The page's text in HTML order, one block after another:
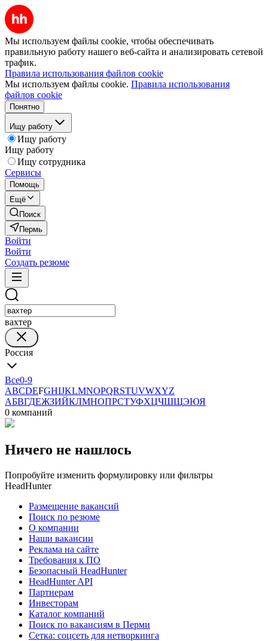
Мы используем файлы cookie, чтобы обеспечивать
правильную работу нашего веб-сайта и анализировать сетевой
трафик.
Правила использования файлов cookie
Мы используем файлы cookie. Правила использования
файлов cookie
Понятно
Ищу работу
Ищу работу
Ищу работу
Ищу сотрудника
Сервисы
Помощь
Ещё
Поиск
Пермь
Войти
Войти
Создать резюме
вахтер
Россия
Все0-9
ABCDEFGHIJKLMNOPQRSTUVWXYZ
АБВГДЕЖЗИЙКЛМНОПРСТУФХЦЧШЩЭЮЯ
0 компаний
Ничего не нашлось
Попробуйте изменить формулировку или фильтры
HeadHunter
Размещение вакансий
Поиск по резюме
О компании
Наши вакансии
Реклама на сайте
Требования к ПО
Безопасный HeadHunter
HeadHunter API
Партнерам
Инвесторам
Каталог компаний
Поиск по вакансиям в Перми
Сетка: соцсеть для нетворкинга